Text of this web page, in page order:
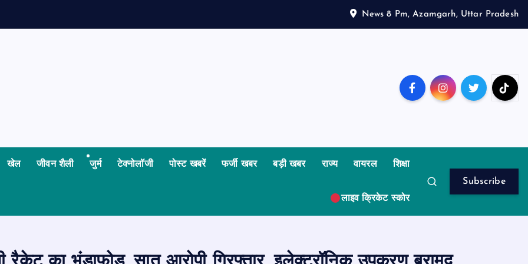
News 8 Pm, Azamgarh, Uttar Pradesh
खेल जीवन शैली जुर्म टेक्नोलॉजी पोस्ट खबरें फर्जी खबर बड़ी खबर राज्य वायरल शिक्षा
लाइव क्रिकेट स्कोर
Subscribe